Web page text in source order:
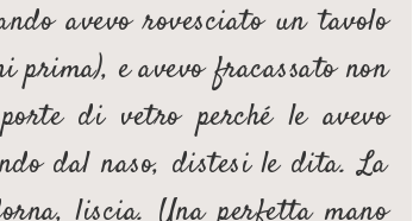
avevo rovesciato un tavolo
prima), e avevo fracassato non
di vetro perché le avevo
dal naso, distesi le dita. La
liscia. Una perfetta mano